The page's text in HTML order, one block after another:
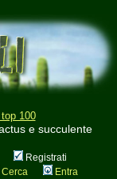
top 100
e succulente
Registrati
Cerca Entra